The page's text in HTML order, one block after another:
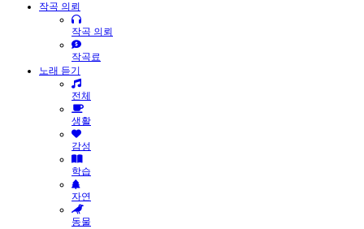
작곡 의뢰
작곡 의뢰
작곡료
노래 듣기
전체
생활
감성
학습
자연
동물